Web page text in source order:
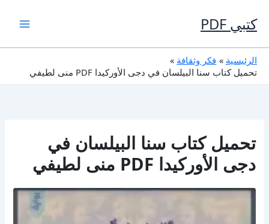
إلى
المحتوى
كتبي PDF
الرئيسية
فكر وثقافة
تحميل كتاب سنا البيلسان في دجى الأوركيدا PDF منى لطيفي
تحميل كتاب سنا البيلسان في
دجى الأوركيدا PDF منى لطيفي